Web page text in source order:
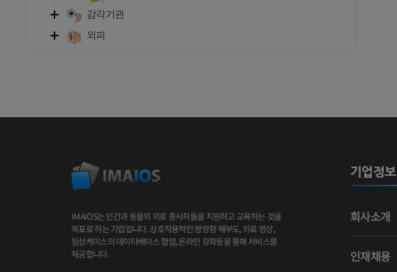
감각기관
외피
IMAIOS는 인간과 동물의 의료 종사자들을 지원하고 교육하는 것을
목표로 하는 기업입니다. 상호작용적인 쌍방향 해부도, 의료 영상,
임상케이스의 데이타베이스 협업, 온라인 강좌등을 통해 서비스를
제공합니다.
기업정보
회사소개
인재채용